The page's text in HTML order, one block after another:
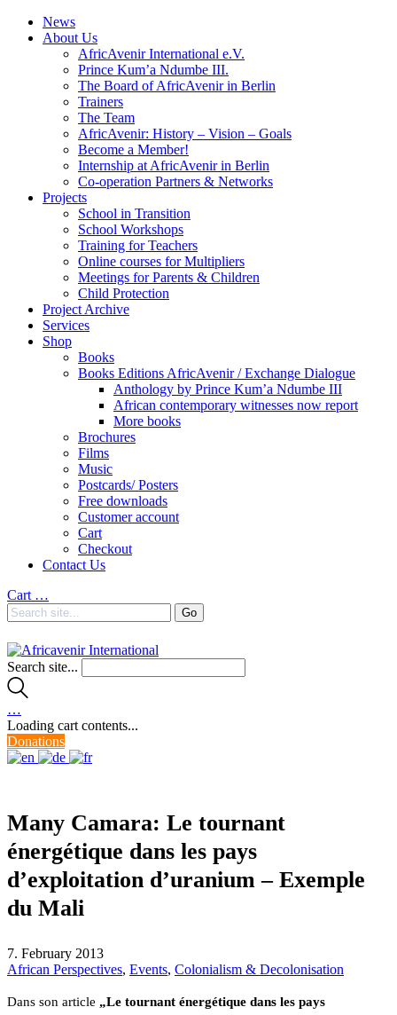
News
About Us
AfricAvenir International e.V.
Prince Kum’a Ndumbe III.
The Board of AfricAvenir in Berlin
Trainers
The Team
AfricAvenir: History – Vision – Goals
Become a Member!
Internship at AfricAvenir in Berlin
Co-operation Partners & Networks
Projects
School in Transition
School Workshops
Training for Teachers
Online courses for Multipliers
Meetings for Parents & Children
Child Protection
Project Archive
Services
Shop
Books
Books Editions AfricAvenir / Exchange Dialogue
Anthology by Prince Kum’a Ndumbe III
African contemporary witnesses now report
More books
Brochures
Films
Music
Postcards/ Posters
Free downloads
Customer account
Cart
Checkout
Contact Us
Cart …
Search site...
…
Loading cart contents...
Donations
Many Camara: Le tournant
énergétique dans les pays
d’exploitation d’uranium – Exemple
du Mali
7. February 2013
African Perspectives, Events, Colonialism & Decolonisation
Dans son article „Le tournant énergétique dans les pays